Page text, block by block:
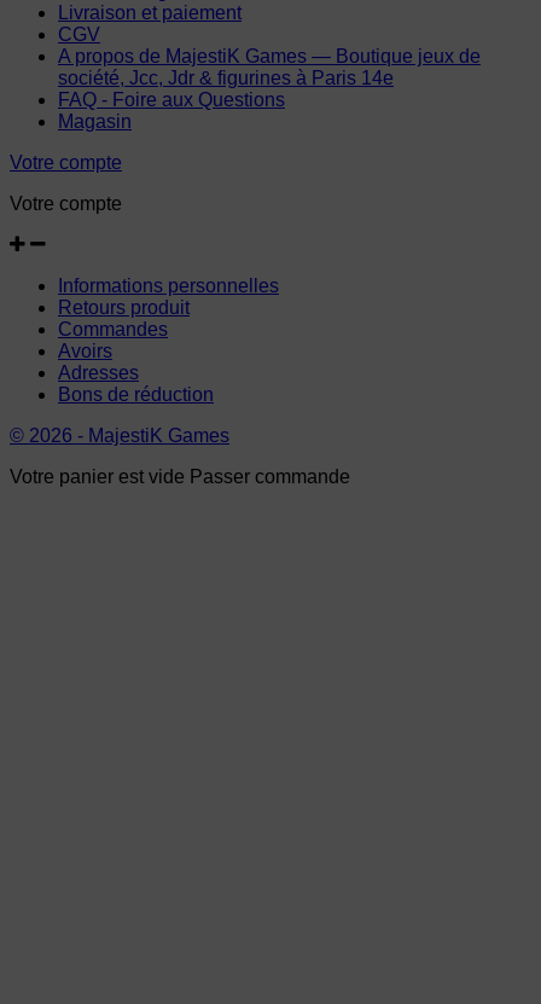
Livraison et paiement
CGV
A propos de MajestiK Games — Boutique jeux de
société, Jcc, Jdr & figurines à Paris 14e
FAQ - Foire aux Questions
Magasin
Votre compte
Votre compte
Informations personnelles
Retours produit
Commandes
Avoirs
Adresses
Bons de réduction
© 2026 - MajestiK Games
Votre panier est vide Passer commande